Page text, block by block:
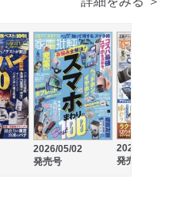
2026/05/02
発売号
2026/04/03
発売号